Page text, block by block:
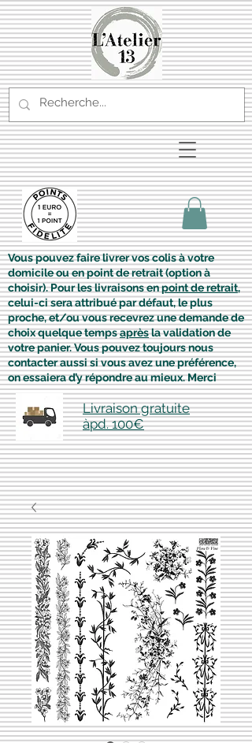
Vous pouvez faire livrer vos colis à votre
domicile ou en point de retrait (option à
choisir). Pour les livraisons enpoint de retrait,
celui-ci sera attribué par défaut, le plus
proche, et/ou vous recevrez une demande de
choix quelque tempsaprèsla validation de
votre panier. Vous pouvez toujours nous
contacter aussi si vous avez une préférence,
on essaiera d’y répondre au mieux. Merci
Livraison gratuite
àpd. 100€